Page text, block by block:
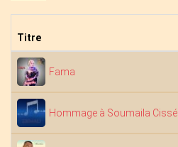
Titre
Fama
Hommage à Soumaila Cissé